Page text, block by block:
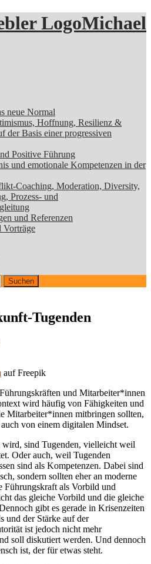
Michael
neue Normal
Hoffnung, Resilienz &
der Basis einer progressiven
Positive Führung
und emotionale Kompetenzen in der
Coaching, Moderation, Diversity,
Prozess- und
und Referenzen
Vorträge
Tugenden
auf Freepik
und Mitarbeiter*innen
wird häufig von Fähigkeiten und
Mitarbeiter*innen mitbringen sollten,
von einem digitalen Mindset.
wird, sind Tugenden, vielleicht weil
Oder auch, weil Tugenden
sind als Kompetenzen. Dabei sind
sondern sollten eher an moderne
Führungskraft als Vorbild und
das gleiche Vorbild und die gleiche
gibt es gerade in Krisenzeiten
und der Stärke auf der
ist jedoch nicht mehr
soll diskutiert werden. Und dennoch
ist, der für etwas steht.